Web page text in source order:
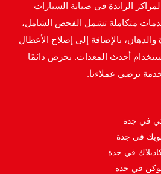
الرائدة في صيانة السيارات
متكاملة تشمل الفحص الشامل،
والدهان، بالإضافة إلى إصلاح الأعطال
باستخدام أحدث المعدات. نحرص دائمًا
ترضي عملاءنا.
في جدة
في جدة
في جدة
في جدة